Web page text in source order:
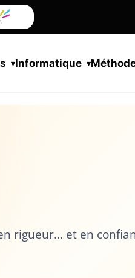
Informatique
rigueur… et en